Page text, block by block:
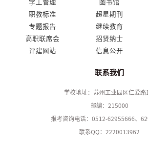
学工管理
图书馆
职教标准
超星期刊
专题报告
继续教育
高职联席会
招贤纳士
评建网站
信息公开
联系我们
学校地址：苏州工业园区仁爱路
邮编：215000
报考咨询电话：0512-62955666、
联系QQ：2220013962